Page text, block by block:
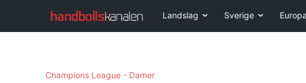
Landslag Sverige Europa
Champions League - Damer